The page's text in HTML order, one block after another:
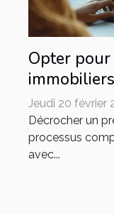
Opter
complet
immobilier
Jeudi 20 février
Décrocher un
processus
avec...